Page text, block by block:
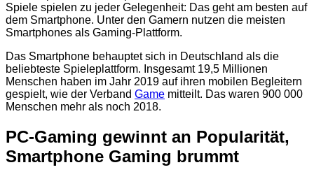
Spiele spielen zu jeder Gelegenheit: Das geht am besten auf
dem Smartphone. Unter den Gamern nutzen die meisten
Smartphones als Gaming-Plattform.
Das Smartphone behauptet sich in Deutschland als die
beliebteste Spieleplattform. Insgesamt 19,5 Millionen
Menschen haben im Jahr 2019 auf ihren mobilen Begleitern
gespielt, wie der Verband Game mitteilt. Das waren 900 000
Menschen mehr als noch 2018.
PC-Gaming gewinnt an Popularität,
Smartphone Gaming brummt